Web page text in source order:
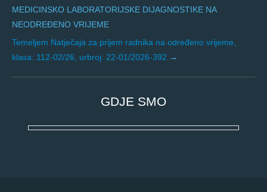
MEDICINSKO LABORATORIJSKE DIJAGNOSTIKE NA
NEODREĐENO VRIJEME
Temeljem Natječaja za prijem radnika na određeno vrijeme,
klasa: 112-02/26, urbroj: 22-01/2026-392
GDJE SMO